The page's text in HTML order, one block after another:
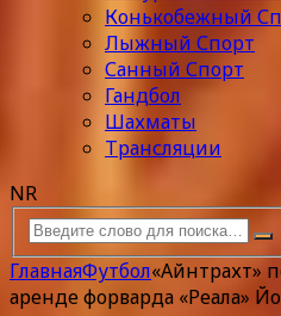
Конькобежный
Лыжный Спорт
Санный Спорт
Гандбол
Шахматы
Трансляции
NR
ГлавнаяФутбол«Айнтрахт»
аренде форварда «Реала»